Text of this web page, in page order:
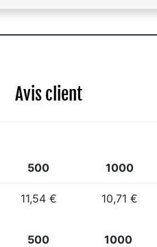
Avis client
500 1000
11,54 € 10,71 €
500 1000